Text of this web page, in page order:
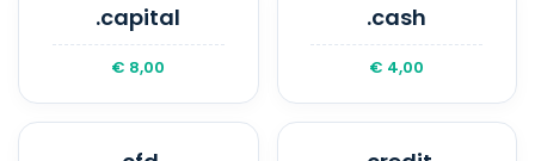
.capital
€ 8,00
.cash
€ 4,00